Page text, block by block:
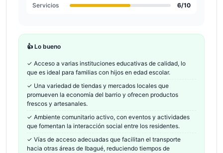
Servicios 6/10
👍 Lo bueno
✓ Acceso a varias instituciones educativas de calidad, lo
que es ideal para familias con hijos en edad escolar.
✓ Una variedad de tiendas y mercados locales que
promueven la economía del barrio y ofrecen productos
frescos y artesanales.
✓ Ambiente comunitario activo, con eventos y actividades
que fomentan la interacción social entre los residentes.
✓ Vías de acceso adecuadas que facilitan el transporte
hacia otras áreas de Ibagué, reduciendo tiempos de